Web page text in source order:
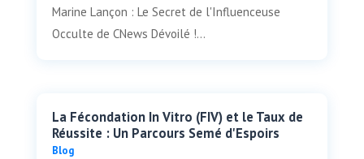
Marine Lançon : Le Secret de l'Influenceuse
Occulte de CNews Dévoilé !...
La Fécondation In Vitro (FIV) et le Taux de
Réussite : Un Parcours Semé d'Espoirs
Blog